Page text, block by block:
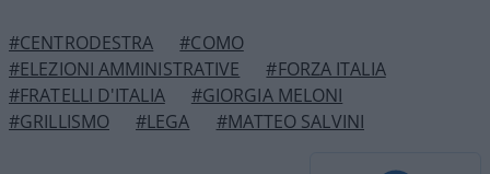
#CENTRODESTRA
#COMO
#ELEZIONI AMMINISTRATIVE
#FORZA ITALIA
#FRATELLI D'ITALIA
#GIORGIA MELONI
#GRILLISMO
#LEGA #MATTEO SALVINI